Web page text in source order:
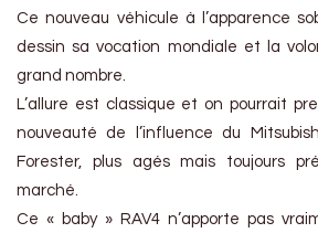
Ce nouveau véhicule à l’apparence
dessin sa vocation mondiale et la
grand nombre.
L’allure est classique et on pourrait
nouveauté de l’influence du
Forester, plus agés mais toujours
marché.
Ce « baby » RAV4 n’apporte pas